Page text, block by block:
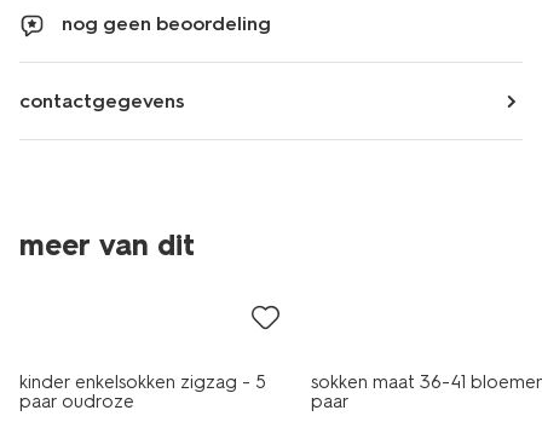
nog geen beoordeling
contactgegevens
meer van dit
5 paar
kinder enkelsokken zigzag - 5
paar oudroze
sokken maat 36-41
paar